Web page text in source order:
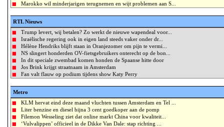
Marokko wil minderjarigen terugnemen en wijt problemen aan S...
RTL Nieuws
Trump levert, wij betalen? Zo werkt de nieuwe wapendeal voor...
Israëlische regering ook in eigen land steeds vaker onder dr...
Hélène Hendriks blijft staan in Oranjezomer om pijn te vermi...
NS slingert honderden OV-fietsgebruikers onterecht op de bon...
In dit speciale zwembad komen honden de Spaanse hitte door
Jos Brink krijgt straatnaam in Amsterdam
Fan valt flauw op podium tijdens show Katy Perry
Metro
KLM hervat eind deze maand vluchten tussen Amsterdam en Tel ...
Liter benzine en diesel bijna 3 cent goedkoper aan de pomp
Filemon Wesseling ziet dat online markt China voor kwaliteit...
‘Vulvalippen’ officieel in de Dikke Van Dale: stap richting ...